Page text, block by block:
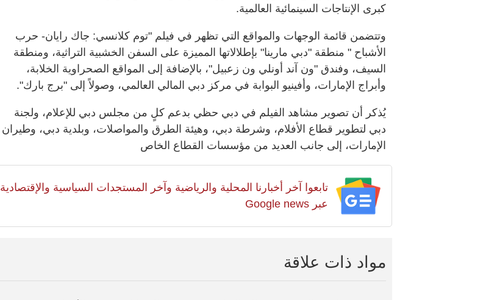
كبرى الإنتاجات السينمائية العالمية.
وتتضمن قائمة الوجهات والمواقع التي تظهر في فيلم "توم كلانسي: جاك رايان- حرب
الأشباح " منطقة "دبي مارينا" بإطلالاتها المميزة على السفن الخشبية التراثية، ومنطقة
السيف، وفندق "ون آند أونلي ون زعبيل"، بالإضافة إلى المواقع الصحراوية الخلابة،
وأبراج الإمارات، وأفينيو البوابة في مركز دبي المالي العالمي، وصولاً إلى "برج بارك".
يُذكر أن تصوير مشاهد الفيلم في دبي حظي بدعم كلٍ من مجلس دبي للإعلام، ولجنة
دبي لتطوير قطاع الأفلام، وشرطة دبي، وهيئة الطرق والمواصلات، وبلدية دبي، وطيران
الإمارات، إلى جانب العديد من مؤسسات القطاع الخاص
تابعوا آخر أخبارنا المحلية والرياضية وآخر المستجدات السياسية والإقتصادية
عبر Google news
مواد ذات علاقة